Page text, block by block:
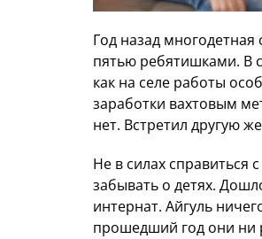
Год назад
пятью ребятишками. В
как на селе работы
заработки вахтовым
нет. Встретил другую
Не в силах справиться
забывать о детях.
интернат. Айгуль
прошедший год они ни